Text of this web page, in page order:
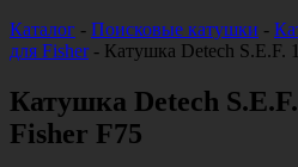
Каталог - Поисковые катушки -
для Fisher- Катушка Detech S.E.F.
Катушка Detech
Fisher F75